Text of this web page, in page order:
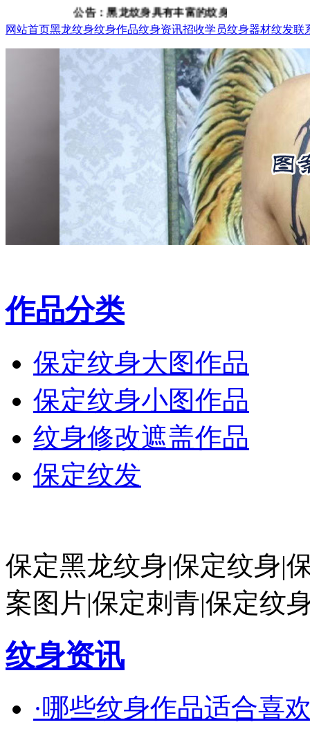
公告：黑龙纹身具有丰富的纹身、纹发经验，咨询
网站首页黑龙纹身纹身作品纹身资讯招收学员纹身器材纹发联
作品分类
保定纹身大图作品
保定纹身小图作品
纹身修改遮盖作品
保定纹发
保定黑龙纹身|保定纹身|
案图片|保定刺青|保定纹
纹身资讯
·哪些纹身作品适合喜